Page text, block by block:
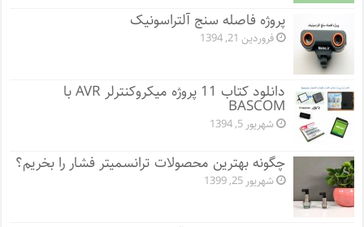
پروژه فاصله سنج آلتراسونیک
فروردین 21, 1394
دانلود کتاب 11 پروژه میکروکنترلر AVR با
BASCOM
شهریور 5, 1394
چگونه بهترین محصولات ترانسمیتر فشار را بخریم؟
شهریور 25, 1399